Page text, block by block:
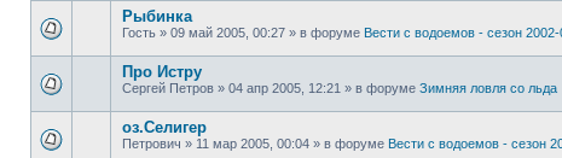
Рыбинка
Гость » 09 май 2005, 00:27 » в форуме Вести с водоемов - сезон 2002-
Про Истру
Сергей Петров » 04 апр 2005, 12:21 » в форуме Зимняя ловля со льда
оз.Селигер
Петрович » 11 мар 2005, 00:04 » в форуме Вести с водоемов - сезон